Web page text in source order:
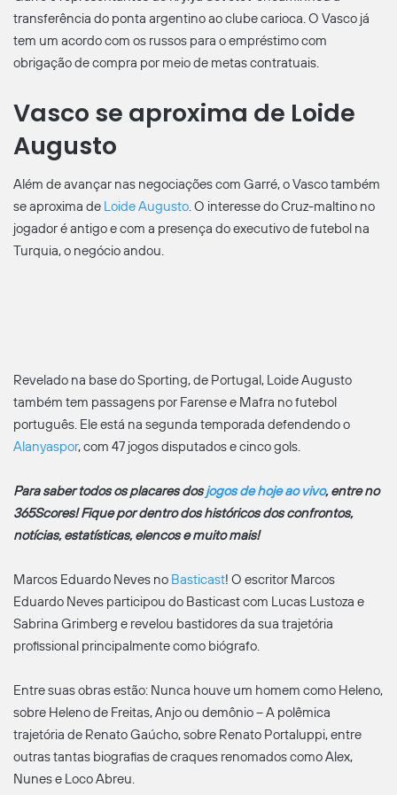
transferência do ponta argentino ao clube carioca. O Vasco já
tem um acordo com os russos para o empréstimo com
obrigação de compra por meio de metas contratuais.
Vasco se aproxima de Loide
Augusto
Além de avançar nas negociações com Garré, o Vasco também
se aproxima de Loide Augusto. O interesse do Cruz-maltino no
jogador é antigo e com a presença do executivo de futebol na
Turquia, o negócio andou.
Revelado na base do Sporting, de Portugal, Loide Augusto
também tem passagens por Farense e Mafra no futebol
português. Ele está na segunda temporada defendendo o
Alanyaspor, com 47 jogos disputados e cinco gols.
Para saber todos os placares dosjogos de hoje ao vivo, entre no
365Scores! Fique por dentro dos históricos dos confrontos,
notícias, estatísticas, elencos e muito mais!
Marcos Eduardo Neves no Basticast! O escritor Marcos
Eduardo Neves participou do Basticast com Lucas Lustoza e
Sabrina Grimberg e revelou bastidores da sua trajetória
profissional principalmente como biógrafo.
Entre suas obras estão: Nunca houve um homem como Heleno,
sobre Heleno de Freitas, Anjo ou demônio – A polêmica
trajetória de Renato Gaúcho, sobre Renato Portaluppi, entre
outras tantas biografias de craques renomados como Alex,
Nunes e Loco Abreu.